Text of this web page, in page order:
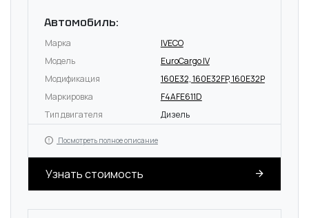
Автомобиль:
Марка
IVECO
Модель
EuroCargo IV
Модификация
160E32, 160E32FP, 160E32P
Маркировка
F4AFE611D
Тип двигателя
Дизель
Посмотреть полное описание
Узнать стоимость